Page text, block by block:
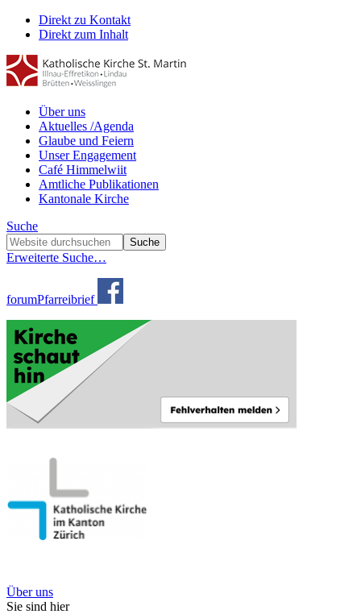
Direkt zu Kontakt
Direkt zum Inhalt
Über uns
Aktuelles /Agenda
Glaube und Feiern
Unser Engagement
Café Himmelwiit
Amtliche Publikationen
Kantonale Kirche
Suche
Erweiterte Suche…
forumPfarreibrief
Über uns
Sie sind hier